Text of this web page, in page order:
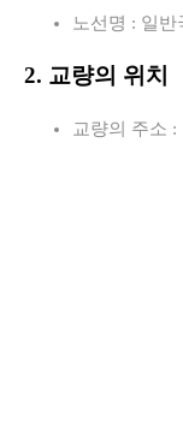
노선명 : 일반
2. 교량의 위치
교량의 주소 :